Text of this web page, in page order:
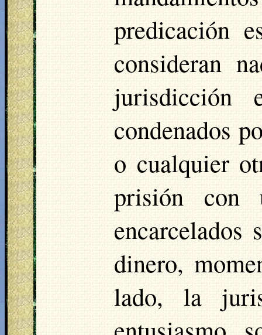
predicación
consideran
jurisdicción
condenados
o cualquier
prisión
encarcelados
dinero,
lado, la